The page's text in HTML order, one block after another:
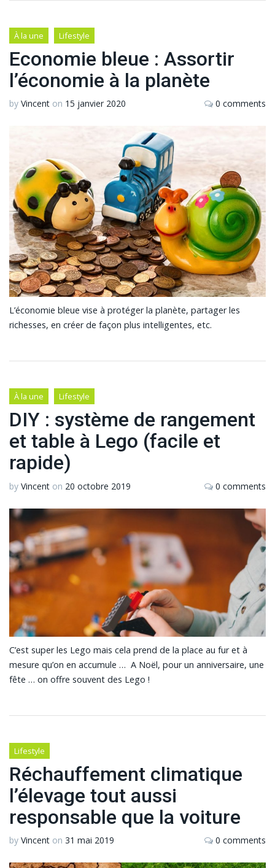
À la une Lifestyle
Economie bleue : Assortir
l’économie à la planète
by Vincent on 15 janvier 2020 0 comments
L’économie bleue vise à protéger la planète, partager les
richesses, en créer de façon plus intelligentes, etc.
À la une Lifestyle
DIY : système de rangement
et table à Lego (facile et
rapide)
by Vincent on 20 octobre 2019 0 comments
C’est super les Lego mais cela prend de la place au fur et à
mesure qu’on en accumule … A Noël, pour un anniversaire, une
fête … on offre souvent des Lego !
Lifestyle
Réchauffement climatique
l’élevage tout aussi
responsable que la voiture
by Vincent on 31 mai 2019 0 comments